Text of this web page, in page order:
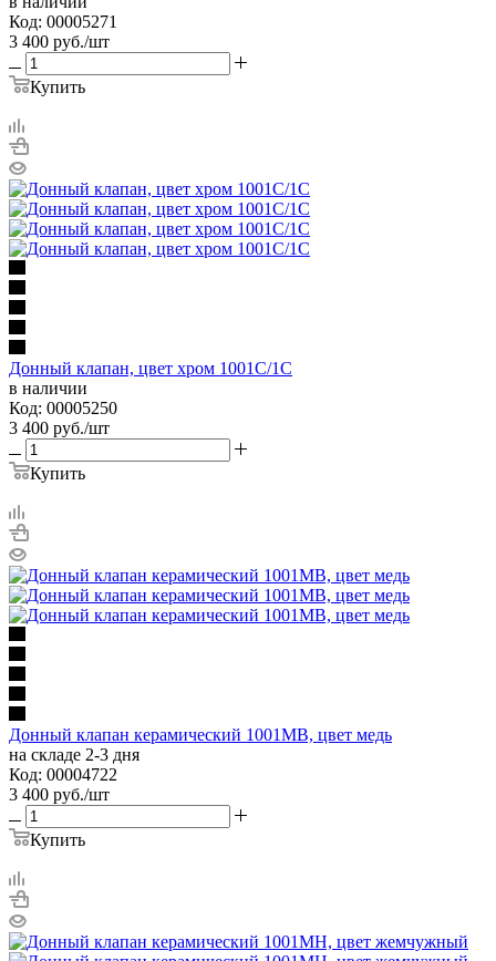
Код: 00005271
3 400 руб./шт
Купить
Донный клапан, цвет хром 1001С/1C
в наличии
Код: 00005250
3 400 руб./шт
Купить
Донный клапан керамический 1001MB, цвет медь
на складе 2-3 дня
Код: 00004722
3 400 руб./шт
Купить